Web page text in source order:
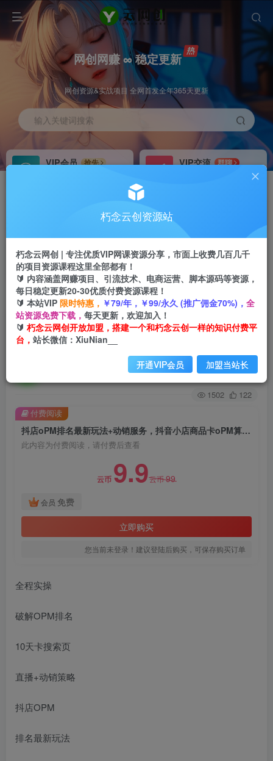
网创网赚 ∞ 稳定更新
网创资源&实战项目 全网首发全年365天更新
输入关键词搜索
VIP会员
抢先
VIP交流
群聊
研究探讨更多创业项目路子。
会员专属推广链接
四导航 导航
APP下载
GO
首页 创业课程 会员免费 正文
抖店oPM排名最新玩法+动销服务，抖音小店商品
卡oPM算法最新破解玩法，暴力卡排名
关注 私信
1502 122
抖店oPM排名最新玩法+动销服务，抖音小店商品卡oPM算法最新破解玩法，暴力卡排名
此内容为付费阅读，请付费后查看
云币 9.9云币99
会员 免费
立即购买
您当前未登录！建议登陆后购买，可保存购买订单
付费阅读
全程实操
破解OPM排名
10天卡搜索页
直播+动销策略
抖店OPM
排名最新玩法
朽念云创资源站
朽念云网创 | 专注优质VIP网课资源分享，市面上收费几百几千
的项目资源课程这里全部都有！
🔰 内容涵盖网赚项目、引流技术、电商运营、脚本源码等资源，
每日稳定更新20-30优质付费资源课程！
🔰 本站VIP 限时特惠， ￥79/年，￥99/永久 (推广佣金70%)， 全
站资源免费下载， 每天更新，欢迎加入！
🔰 朽念云网创开放加盟，搭建一个和朽念云创一样的知识付费平
台， 站长微信：XiuNian__
开通VIP会员 加盟当站长